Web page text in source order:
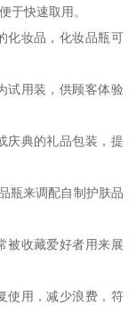
于快速取用。
化妆品，化妆品瓶可
试用装，供顾客体验
庆典的礼品包装，提
瓶来调配自制护肤品
被收藏爱好者用来展
使用，减少浪费，符